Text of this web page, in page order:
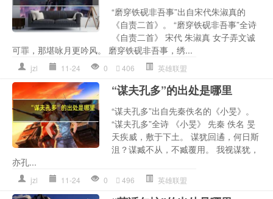
“磨穿铁砚非吾事”出自宋代朱淑真的
《自责二首》。 “磨穿铁砚非吾事”全诗
《自责二首》 宋代 朱淑真 女子弄文诚
可罪，那堪咏月更吟风。 磨穿铁砚非吾事，绣...
jzl 11-24 0 406 英雄联盟
“谋夫孔多”的出处是哪里
“谋夫孔多”出自先秦佚名的《小旻》。
“谋夫孔多”全诗 《小旻》 先秦 佚名 旻
天疾威，敷于下土。 谋犹回遹，何日斯
沮？谋臧不从，不臧覆用。 我视谋犹，
亦孔...
jzl 11-24 0 496 英雄联盟